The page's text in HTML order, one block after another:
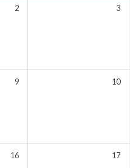
2 3
9 10
16 17